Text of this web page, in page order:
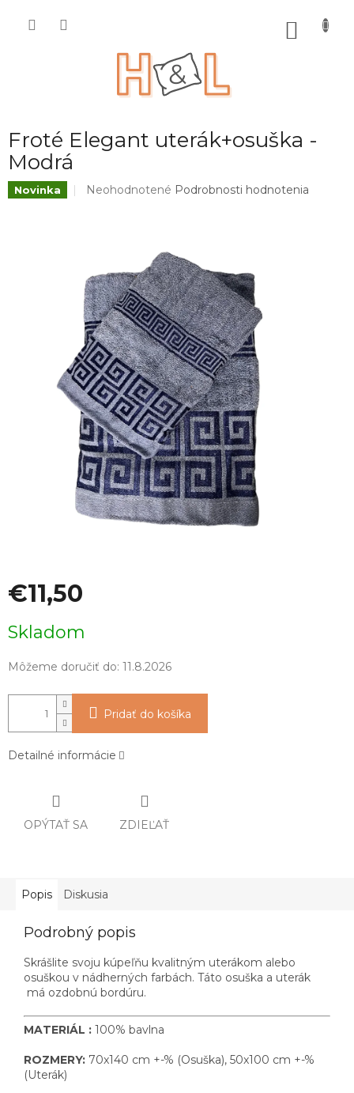
Froté Elegant uterák+osuška -
Modrá
Novinka
Priemerné
5
hviezdičiek.
Neohodnotené Podrobnosti hodnotenia
€11,50
cena:
Skladom
Môžeme doručiť do: 11.8.2026
Pridať do košíka
Detailné informácie
OPÝTAŤ SA ZDIEĽAŤ
Popis Diskusia
Podrobný popis
Skrášlite svoju kúpeľňu kvalitným uterákom alebo
osuškou v nádherných farbách. Táto osuška a uterák
má ozdobnú bordúru.
MATERIÁL : 100% bavlna
ROZMERY: 70x140 cm +-% (Osuška), 50x100 cm +-%
(Uterák)